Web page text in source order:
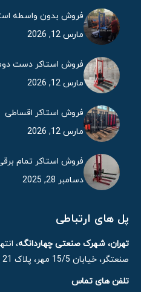
فروش بدون واسطه
مارس 12, 2026
فروش استاکر دست
مارس 12, 2026
فروش استاکر اقساطی
مارس 12, 2026
فروش استاکر تمام
دسامبر 28, 2025
پل های ارتباطی
تهران، شهرک صنعتی چهاردانگه،
صنعتگر، خیابان 15/5 مهر، پلاک 21
تلفن های تماس